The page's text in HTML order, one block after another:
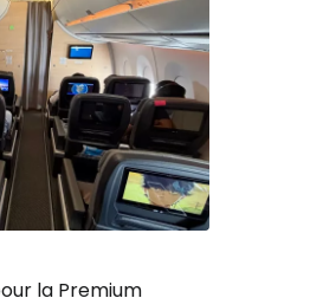
la Premium